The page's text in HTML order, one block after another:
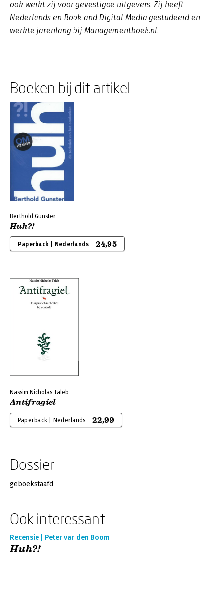
ook werkt zij voor gevestigde uitgevers. Zij heeft
Nederlands en Book and Digital Media gestudeerd en
werkte jarenlang bij Managementboek.nl.
Boeken bij dit artikel
Berthold Gunster
Huh?!
Paperback | Nederlands 24,95
Nassim Nicholas Taleb
Antifragiel
Paperback | Nederlands 22,99
Dossier
geboekstaafd
Ook interessant
Recensie | Peter van den Boom
Huh?!